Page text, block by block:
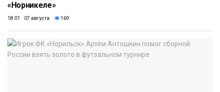
«Норникеле»
18:01 07 августа 169